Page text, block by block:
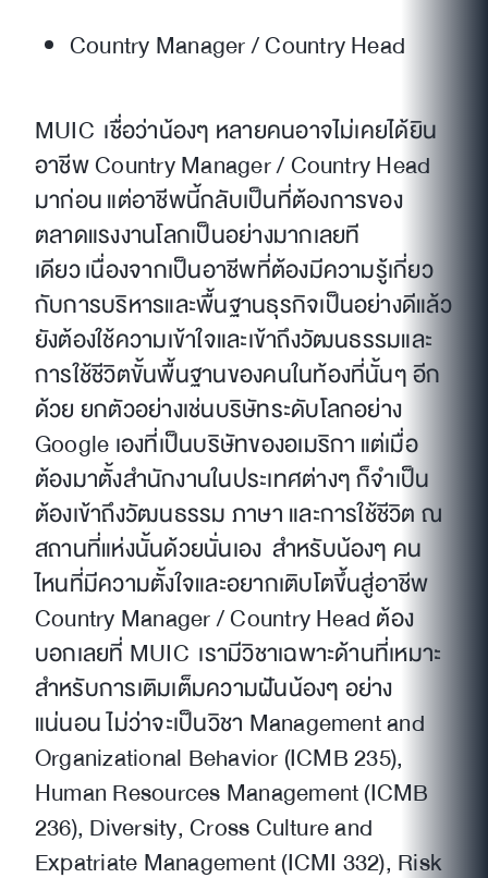
Country Manager / Country Head
MUIC เชื่อว่าน้องๆ หลายคนอาจไม่เคยได้ยิน
อาชีพ Country Manager / Country Head
มาก่อน แต่อาชีพนี้กลับเป็นที่ต้องการของ
ตลาดแรงงานโลกเป็นอย่างมากเลยที
เดียว เนื่องจากเป็นอาชีพที่ต้องมีความรู้เกี่ยว
กับการบริหารและพื้นฐานธุรกิจเป็นอย่างดีแล้ว
ยังต้องใช้ความเข้าใจและเข้าถึงวัฒนธรรมและ
การใช้ชีวิตขั้นพื้นฐานของคนในท้องที่นั้นๆ อีก
ด้วย ยกตัวอย่างเช่นบริษัทระดับโลกอย่าง
Google เองที่เป็นบริษัทของอเมริกา แต่เมื่อ
ต้องมาตั้งสำนักงานในประเทศต่างๆ ก็จำเป็น
ต้องเข้าถึงวัฒนธรรม ภาษา และการใช้ชีวิต ณ
สถานที่แห่งนั้นด้วยนั่นเอง สำหรับน้องๆ คน
ไหนที่มีความตั้งใจและอยากเติบโตขึ้นสู่อาชีพ
Country Manager / Country Head ต้อง
บอกเลยที่ MUIC เรามีวิชาเฉพาะด้านที่เหมาะ
สำหรับการเติมเต็มความฝันน้องๆ อย่าง
แน่นอน ไม่ว่าจะเป็นวิชา Management and
Organizational Behavior (ICMB 235),
Human Resources Management (ICMB
236), Diversity, Cross Culture and
Expatriate Management (ICMI 332), Risk